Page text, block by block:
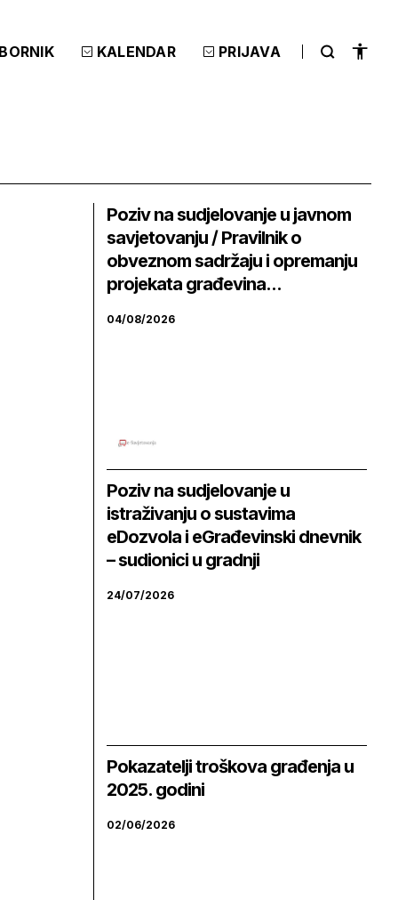
KALENDAR PRIJAVA
Poziv na sudjelovanje u javnom
savjetovanju / Pravilnik o
obveznom sadržaju i opremanju
projekata građevina...
04/08/2026
Poziv na sudjelovanje u
istraživanju o sustavima
eDozvola i eGrađevinski dnevnik
– sudionici u gradnji
24/07/2026
Pokazatelji troškova građenja u
2025. godini
02/06/2026